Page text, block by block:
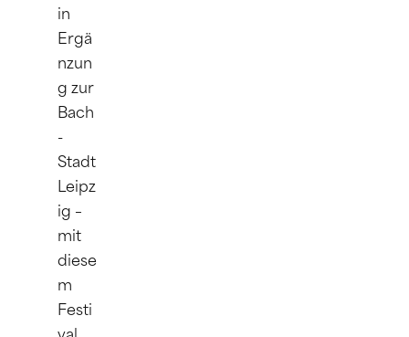
in
Ergä
nzun
g zur
Bach
-
Stadt
Leipz
ig –
mit
diese
m
Festi